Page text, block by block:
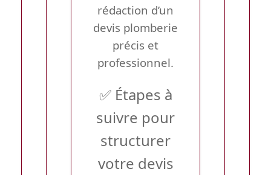
rédaction d’un
devis plomberie
précis et
professionnel.
✅ Étapes à
suivre pour
structurer
votre devis